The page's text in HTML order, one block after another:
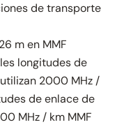
de transporte
m en MMF
longitudes de
2000 MHz /
de enlace de
MHz / km MMF